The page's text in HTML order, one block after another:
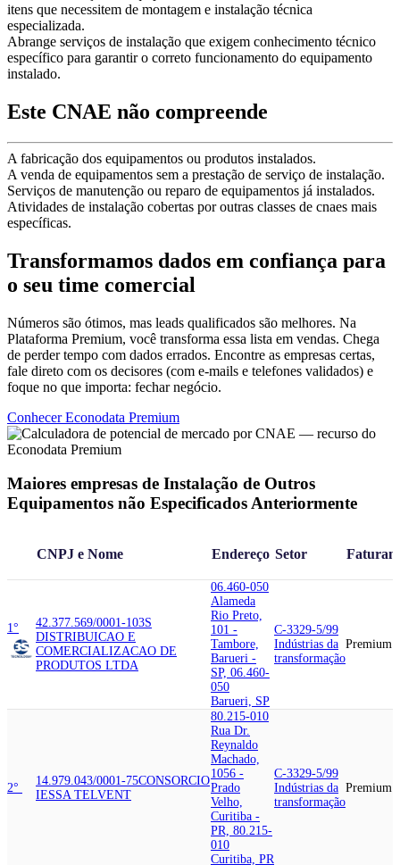
itens que necessitem de montagem e instalação técnica
especializada.
Abrange serviços de instalação que exigem conhecimento técnico
específico para garantir o correto funcionamento do equipamento
instalado.
Este CNAE não compreende
A fabricação dos equipamentos ou produtos instalados.
A venda de equipamentos sem a prestação de serviço de instalação.
Serviços de manutenção ou reparo de equipamentos já instalados.
Atividades de instalação cobertas por outras classes de cnaes mais
específicas.
Transformamos dados em confiança para
o seu time comercial
Números são ótimos, mas leads qualificados são melhores. Na
Plataforma Premium, você transforma essa lista em vendas. Chega
de perder tempo com dados errados. Encontre as empresas certas,
fale direto com os decisores (com e-mails e telefones validados) e
foque no que importa: fechar negócio.
Conhecer Econodata Premium
Maiores empresas de Instalação de Outros
Equipamentos não Especificados Anteriormente
CNPJ e Nome Endereço Setor
1° 42.377.569/0001-103S
DISTRIBUICAO E
COMERCIALIZACAO DE
PRODUTOS LTDA
06.460-050
Alameda
Rio Preto,
101 -
Tambore,
Barueri -
SP, 06.460-
050
Barueri, SP
C-3329-5/99
Indústrias da
transformação
Premium
2°
14.979.043/0001-75CONSORCIO
IESSA TELVENT
80.215-010
Rua Dr.
Reynaldo
Machado,
1056 -
Prado
Velho,
Curitiba -
PR, 80.215-
010
Curitiba, PR
C-3329-5/99
Indústrias da
transformação
Premium